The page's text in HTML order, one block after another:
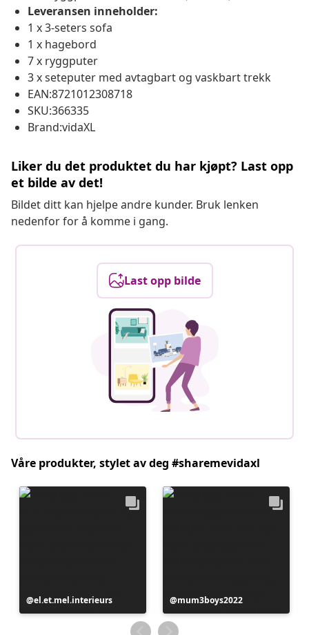
Leveransen inneholder:
1 x 3-seters sofa
1 x hagebord
7 x ryggputer
3 x seteputer med avtagbart og vaskbart trekk
EAN:8721012308718
SKU:366335
Brand:vidaXL
Liker du det produktet du har kjøpt? Last opp
et bilde av det!
Bildet ditt kan hjelpe andre kunder. Bruk lenken
nedenfor for å komme i gang.
Last opp bilde
Våre produkter, stylet av deg #sharemevidaxl
Innlegg
publisert
el.et.mel.interieurs
Innlegg
publisert
av
mum3boys2022